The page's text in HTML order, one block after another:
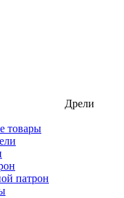
Дрели
товары
патрон